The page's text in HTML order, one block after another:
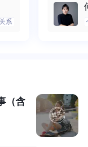
速提高成绩。”
优异，父母的压力
的道路。
成功人生的最安全途
此，父母备受压
，
情
感
咨
感
询
系
来，觉
再困于
不必再
梏，更
（含